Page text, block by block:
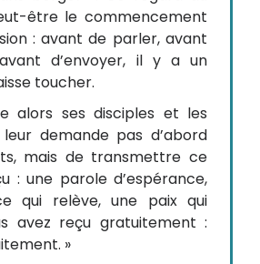
être le commencement
: avant de parler, avant
avant d’envoyer, il y a un
toucher.
alors ses disciples et les
demande pas d’abord
mais de transmettre ce
: une parole d’espérance,
qui relève, une paix qui
avez reçu gratuitement :
»